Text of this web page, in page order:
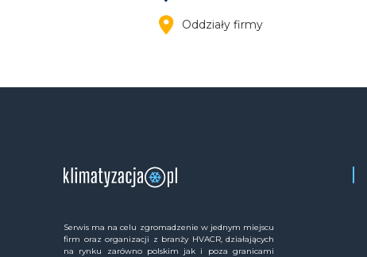
Oddziały firmy
Serwis ma na celu zgromadzenie w jednym miejscu
firm oraz organizacji z branży HVACR, działających
na rynku zarówno polskim jak i poza granicami